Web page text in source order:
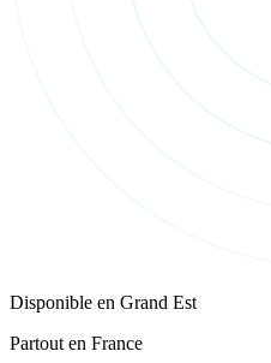
Disponible en Grand Est
Partout en France